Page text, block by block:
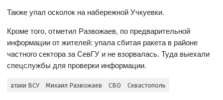
Также упал осколок на набережной Учкуевки.
Кроме того, отметил Развожаев, по предварительной
информации от жителей: упала сбитая ракета в районе
частного сектора за СевГУ и не взорвалась. Туда выехали
спецслужбы для проверки информации.
атаки ВСУ Михаил Развожаев СВО Севастополь